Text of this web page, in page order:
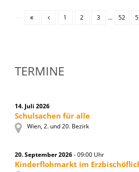
1 2 3 ... 52
TERMINE
14. Juli 2026
Schulsachen für alle
Wien, 2. und 20. Bezirk
20. September 2026- 09:00 Uhr
Kinderflohmarkt im